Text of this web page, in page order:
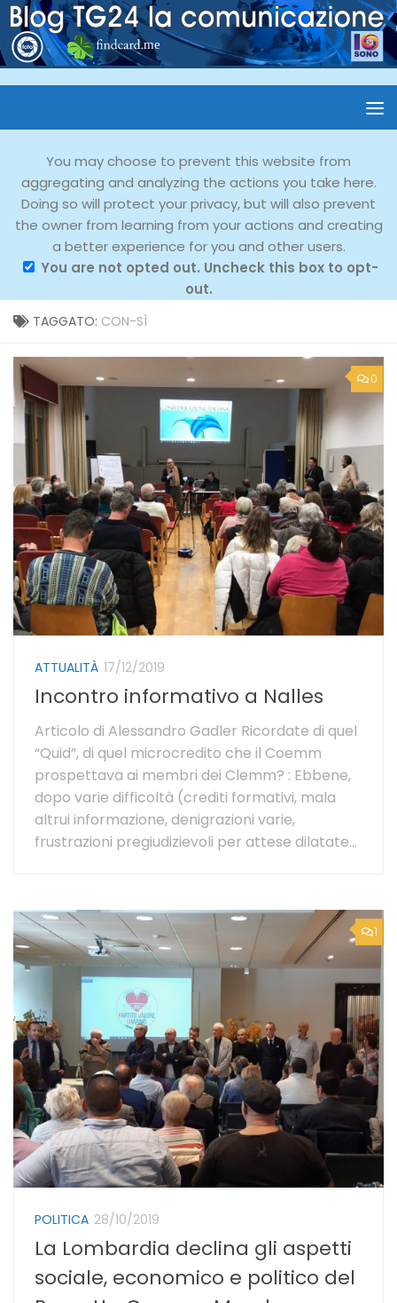
You may choose to prevent this website from
aggregating and analyzing the actions you take here.
Doing so will protect your privacy, but will also prevent
the owner from learning from your actions and creating
a better experience for you and other users.
You are not opted out. Uncheck this box to opt-
out.
TAGGATO: CON-SÌ
0
ATTUALITÀ 17/12/2019
Incontro informativo a Nalles
Articolo di Alessandro Gadler Ricordate di quel
“Quid”, di quel microcredito che il Coemm
prospettava ai membri dei Clemm? : Ebbene,
dopo varie difficoltà (crediti formativi, mala
altrui informazione, denigrazioni varie,
frustrazioni pregiudizievoli per attese dilatate...
1
POLITICA 28/10/2019
La Lombardia declina gli aspetti
sociale, economico e politico del